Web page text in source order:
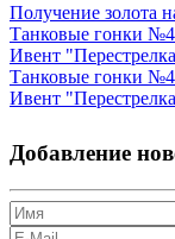
Получение золота
Танковые гонки
Ивент
Танковые гонки
Ивент
Добавление